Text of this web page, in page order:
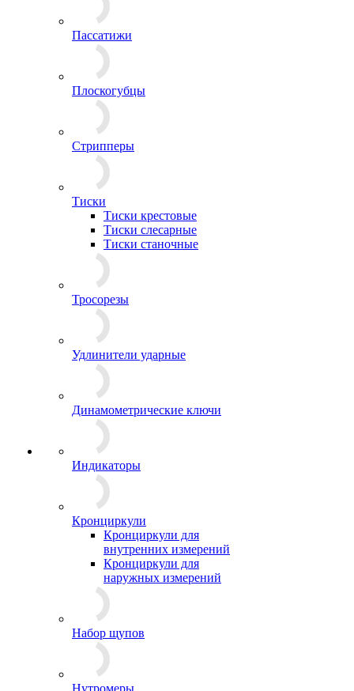
Пассатижи
Плоскогубцы
Стрипперы
Тиски
Тиски крестовые
Тиски слесарные
Тиски станочные
Тросорезы
Удлинители ударные
Динамометрические ключи
Индикаторы
Кронциркули
Кронциркули для
внутренних измерений
Кронциркули для
наружных измерений
Набор щупов
Нутромеры